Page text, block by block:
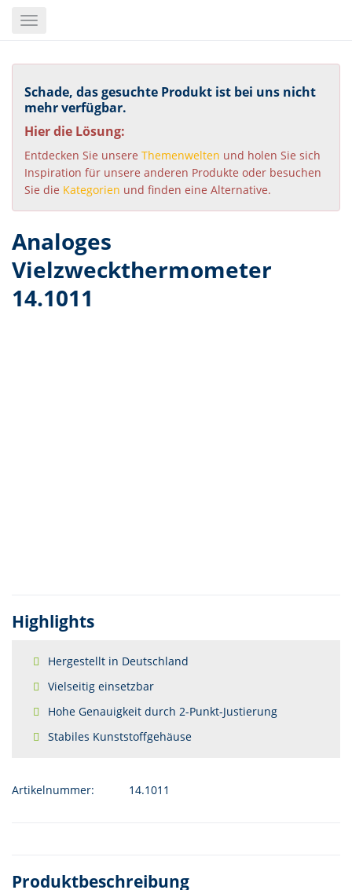
content
Toggle
Schade, das gesuchte Produkt ist bei uns nicht
mehr verfügbar.
Hier die Lösung:
Entdecken Sie unsere Themenwelten und holen Sie sich
Inspiration für unsere anderen Produkte oder besuchen
Sie die Kategorien und finden eine Alternative.
Analoges
Vielzweckthermometer
14.1011
Highlights
Hergestellt in Deutschland
Vielseitig einsetzbar
Hohe Genauigkeit durch 2-Punkt-Justierung
Stabiles Kunststoffgehäuse
Artikelnummer: 14.1011
Produktbeschreibung